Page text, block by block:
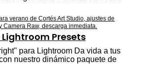
Presets
para Lightroom Da vida a tus
nuestro dinámico paquete de